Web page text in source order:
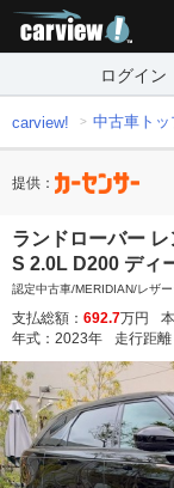
ログイン
carview! 中古車トッ
提供：
ランドローバー
S 2.0L D200 ディ
認定中古車/MERIDIAN/レザ
支払総額： 692.7万円
年式： 2023年 走行距離